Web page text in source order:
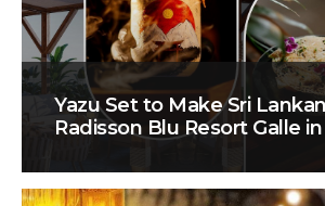
Yazu Set to Make Sri
Radisson Blu Resort Galle